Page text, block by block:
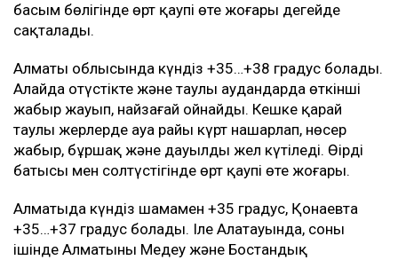
басым бөлігінде өрт қаупі өте жоғары деңгейде
сақталады.
Алматы облысында күндіз +35…+38 градус болады.
Алайда оңтүстікте және таулы аудандарда өткінші
жаңбыр жауып, найзағай ойнайды. Кешке қарай
таулы жерлерде ауа райы күрт нашарлап, нөсер
жаңбыр, бұршақ және дауылды жел күтіледі. Өңірдің
батысы мен солтүстігінде өрт қаупі өте жоғары.
Алматыда күндіз шамамен +35 градус, Қонаевта
+35…+37 градус болады. Іле Алатауында, соның
ішінде Алматының Медеу және Бостандық